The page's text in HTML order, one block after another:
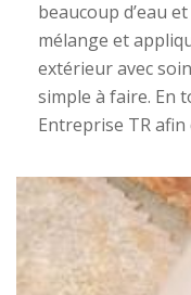
beaucoup d’eau
mélange et
extérieur avec
simple à faire. En
Entreprise TR